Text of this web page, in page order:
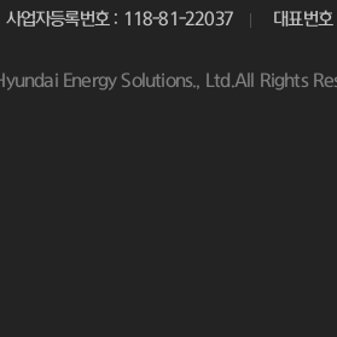
사업자등록번호 : 118-81-22037 대표번
Energy Solutions., Ltd.All Rights